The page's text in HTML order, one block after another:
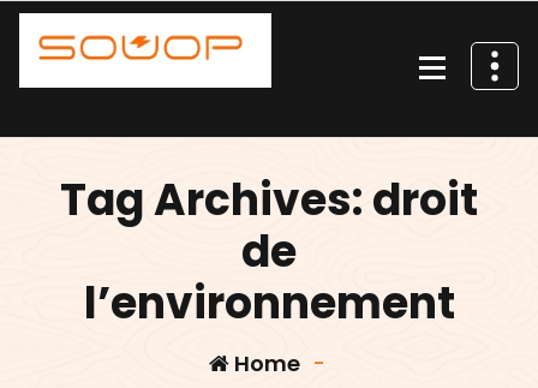
Skip
Tag Archives: droit
de
l’environnement
Home -